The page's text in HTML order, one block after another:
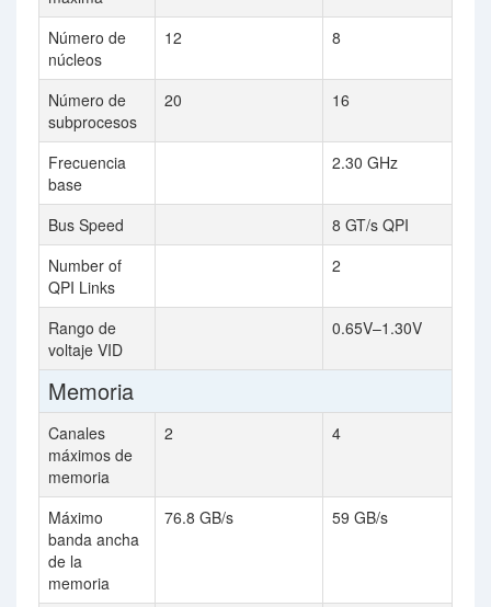
Número de
núcleos
12 8
Número de
subprocesos
20 16
Frecuencia
base
2.30 GHz
Bus Speed
8 GT/s QPI
Number of
QPI Links
2
Rango de
voltaje VID
0.65V–1.30V
Memoria
Canales
máximos de
memoria
2 4
Máximo
banda ancha
de la
memoria
76.8 GB/s 59 GB/s